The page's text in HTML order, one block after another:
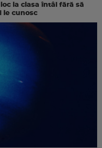
la clasa întâi fără să
le cunosc